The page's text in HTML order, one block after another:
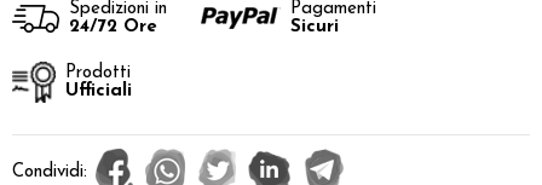
Spedizioni in
24/72 Ore
Pagamenti
Sicuri
Prodotti
Ufficiali
Condividi: